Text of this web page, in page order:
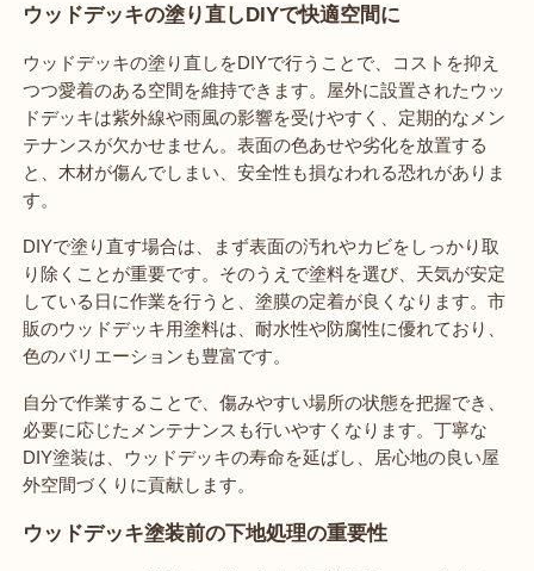
ウッドデッキの塗り直しDIYで快適空間に
ウッドデッキの塗り直しをDIYで行うことで、コストを抑え
つつ愛着のある空間を維持できます。屋外に設置されたウッ
ドデッキは紫外線や雨風の影響を受けやすく、定期的なメン
テナンスが欠かせません。表面の色あせや劣化を放置する
と、木材が傷んでしまい、安全性も損なわれる恐れがありま
す。
DIYで塗り直す場合は、まず表面の汚れやカビをしっかり取
り除くことが重要です。そのうえで塗料を選び、天気が安定
している日に作業を行うと、塗膜の定着が良くなります。市
販のウッドデッキ用塗料は、耐水性や防腐性に優れており、
色のバリエーションも豊富です。
自分で作業することで、傷みやすい場所の状態を把握でき、
必要に応じたメンテナンスも行いやすくなります。丁寧な
DIY塗装は、ウッドデッキの寿命を延ばし、居心地の良い屋
外空間づくりに貢献します。
ウッドデッキ塗装前の下地処理の重要性